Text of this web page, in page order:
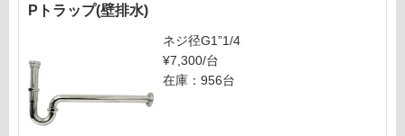
Pトラップ(壁排水)
ネジ径G1”1/4
¥7,300/台
在庫：956台